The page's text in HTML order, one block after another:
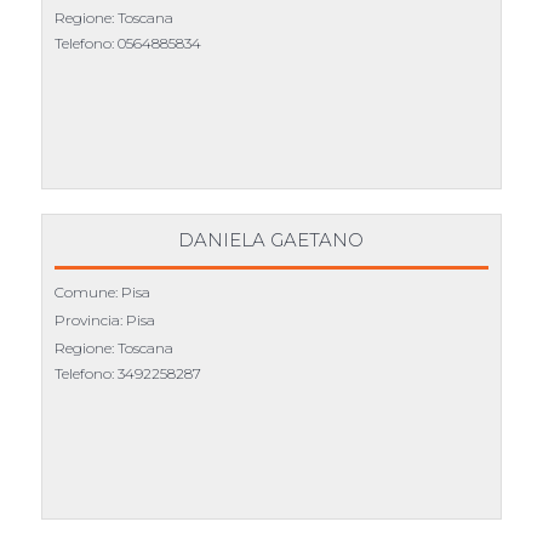
Regione: Toscana
Telefono: 0564885834
DANIELA GAETANO
Comune: Pisa
Provincia: Pisa
Regione: Toscana
Telefono: 3492258287